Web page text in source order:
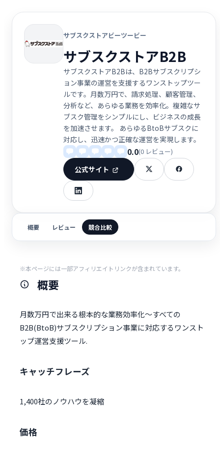
サブスクストアビーツービー
サブスクストアB2B
サブスクストアB2Bは、B2Bサブスクリプシ
ョン事業の運営を支援するワンストップツー
ルです。月数万円で、請求処理、顧客管理、
分析など、あらゆる業務を効率化。複雑なサ
ブスク管理をシンプルにし、ビジネスの成長
を加速させます。 あらゆるBtoBサブスクに
対応し、迅速かつ正確な運営を実現します。
0.0(0 レビュー)
公式サイト
概要 レビュー 競合比較
※本ページには一部アフィリエイトリンクが含まれています。
概要
月数万円で出来る根本的な業務効率化～すべての
B2B(BtoB)サブスクリプション事業に対応するワンスト
ップ運営支援ツール.
キャッチフレーズ
1,400社のノウハウを凝縮
価格